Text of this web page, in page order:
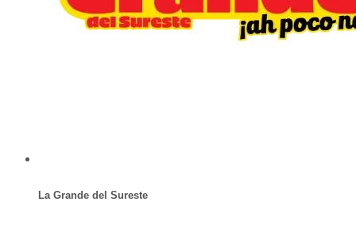
La Grande del Sureste